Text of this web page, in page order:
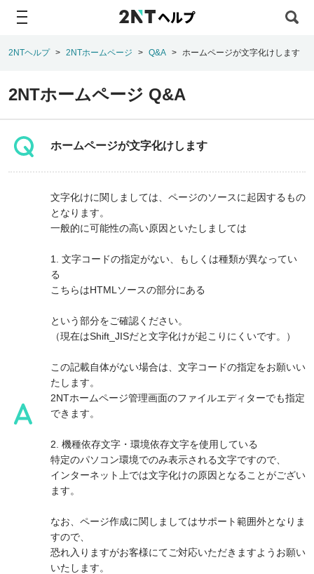
ヘルプ
2NTヘルプ 2NTホームページ Q&A ホームページが文字化けします
2NTホームページ Q&A
ホームページが文字化けします
文字化けに関しましては、ページのソースに起因するもの
となります。
一般的に可能性の高い原因といたしましては
1. 文字コードの指定がない、もしくは種類が異なってい
る
こちらはHTMLソースの部分にある
という部分をご確認ください。
（現在はShift_JISだと文字化けが起こりにくいです。）
この記載自体がない場合は、文字コードの指定をお願いい
たします。
2NTホームページ管理画面のファイルエディターでも指定
できます。
2. 機種依存文字・環境依存文字を使用している
特定のパソコン環境でのみ表示される文字ですので、
インターネット上では文字化けの原因となることがござい
ます。
なお、ページ作成に関しましてはサポート範囲外となりま
すので、
恐れ入りますがお客様にてご対応いただきますようお願い
いたします。